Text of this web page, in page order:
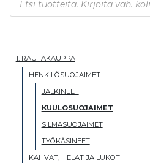
1. RAUTAKAUPPA
HENKILÖSUOJAIMET
JALKINEET
KUULOSUOJAIMET
SILMÄSUOJAIMET
TYÖKÄSINEET
KAHVAT, HELAT JA LUKOT